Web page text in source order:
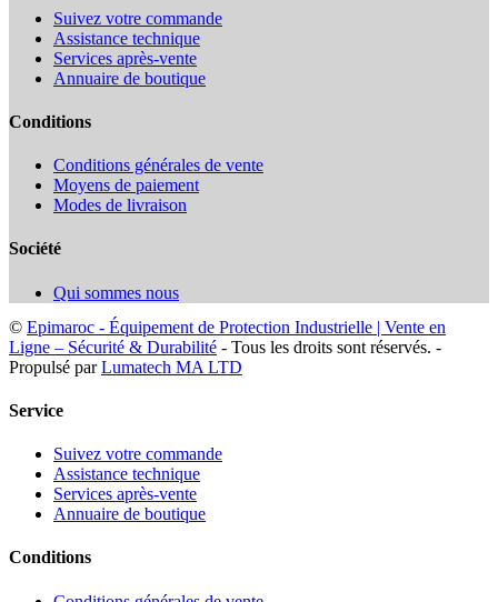
Suivez votre commande
Assistance technique
Services après-vente
Annuaire de boutique
Conditions
Conditions générales de vente
Moyens de paiement
Modes de livraison
Société
Qui sommes nous
© Epimaroc - Équipement de Protection Industrielle | Vente en
Ligne – Sécurité & Durabilité - Tous les droits sont réservés. -
Propulsé parLumatech MA LTD
Service
Suivez votre commande
Assistance technique
Services après-vente
Annuaire de boutique
Conditions